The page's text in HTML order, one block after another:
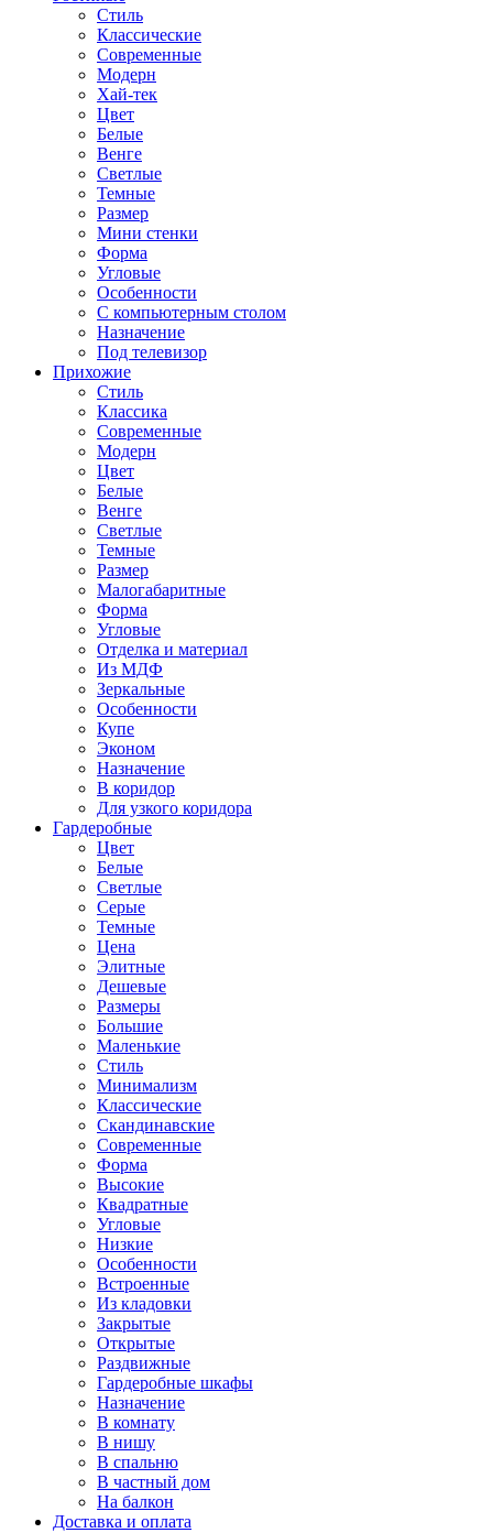
Стиль
Классические
Современные
Модерн
Хай-тек
Цвет
Белые
Венге
Светлые
Темные
Размер
Мини стенки
Форма
Угловые
Особенности
С компьютерным столом
Назначение
Под телевизор
Прихожие
Стиль
Классика
Современные
Модерн
Цвет
Белые
Венге
Светлые
Темные
Размер
Малогабаритные
Форма
Угловые
Отделка и материал
Из МДФ
Зеркальные
Особенности
Купе
Эконом
Назначение
В коридор
Для узкого коридора
Гардеробные
Цвет
Белые
Светлые
Серые
Темные
Цена
Элитные
Дешевые
Размеры
Большие
Маленькие
Стиль
Минимализм
Классические
Скандинавские
Современные
Форма
Высокие
Квадратные
Угловые
Низкие
Особенности
Встроенные
Из кладовки
Закрытые
Открытые
Раздвижные
Гардеробные шкафы
Назначение
В комнату
В нишу
В спальню
В частный дом
На балкон
Доставка и оплата